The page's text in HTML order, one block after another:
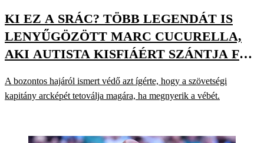
KI EZ A SRÁC? TÖBB LEGENDÁT IS
LENYŰGÖZÖTT MARC CUCURELLA,
AKI AUTISTA KISFIÁÉRT SZÁNTJA FEL
A bozontos hajáról ismert védő azt ígérte, hogy a szövetségi
kapitány arcképét tetoválja magára, ha megnyerik a vébét.